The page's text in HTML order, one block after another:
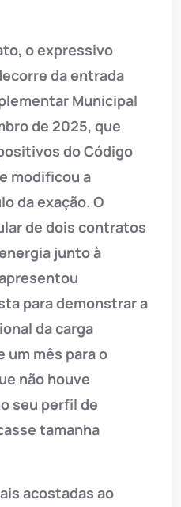
o expressivo
da entrada
Municipal
de 2025, que
do Código
modificou a
da exação. O
de dois contratos
junto à
para demonstrar a
da carga
mês para o
não houve
seu perfil de
tamanha
acostadas ao